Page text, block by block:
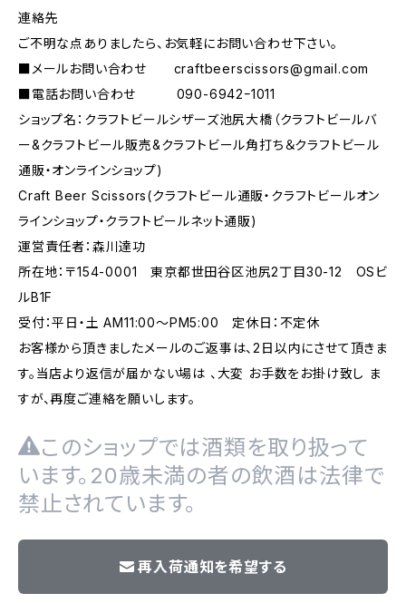
連絡先
ご不明な点ありましたら、お気軽にお問い合わせ下さい。
■メールお問い合わせ craftbeerscissors@gmail.com
■電話お問い合わせ 090-6942ｰ1011
ショップ名：クラフトビールシザーズ池尻大橋（クラフトビールバ
ー&クラフトビール販売&クラフトビール角打ち＆クラフトビール
通販・オンラインショップ)
Craft Beer Scissors(クラフトビール通販・クラフトビールオン
ラインショップ・クラフトビールネット通販)
運営責任者：森川達功
所在地：〒154-0001 東京都世田谷区池尻2丁目30-12 OSビ
ルB1F
受付：平日・土 AM11:00～PM5:00 定休日：不定休
お客様から頂きましたメールのご返事は、2日以内にさせて頂きま
す。当店より返信が届かない場は 、大変 お手数をお掛け致し ま
すが、再度ご連絡を願いします。
このショップでは酒類を取り扱って
います。20歳未満の者の飲酒は法律で
禁止されています。
再入荷通知を希望する